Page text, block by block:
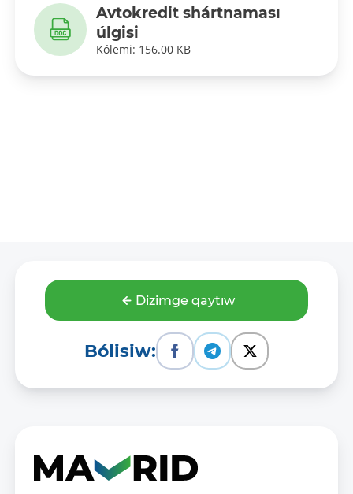
Avtokredit shártnaması
úlgisi
Kólemi: 156.00 KB
Dizimge qaytıw
Bólisiw: